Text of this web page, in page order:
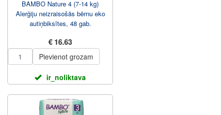
BAMBO Nature 4 (7-14 kg)
Alerģiju neizraisošās bērnu eko
autiņbiksītes, 48 gab.
€ 16.63
Pievienot grozam
ir_noliktava